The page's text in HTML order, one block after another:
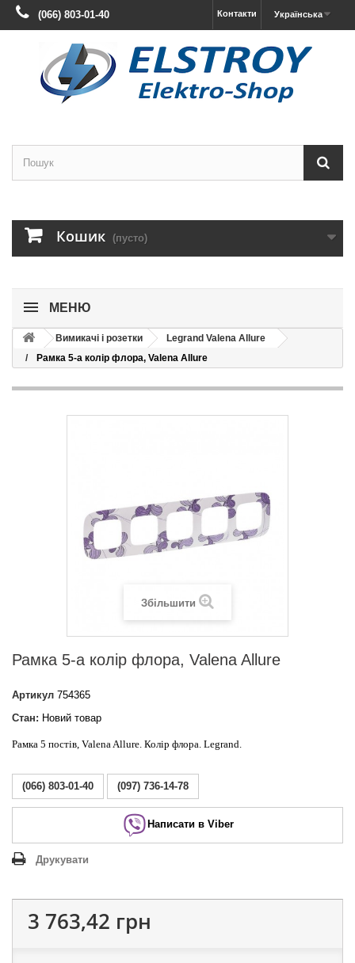
Українська
Контакти
(066) 803-01-40
Кошик (пусто)
МЕНЮ
Вимикачі і розетки
Legrand Valena Allure
Рамка 5-а колір флора, Valena Allure
Збільшити
Рамка 5-а колір флора, Valena Allure
Артикул 754365
Стан: Новий товар
Рамка 5 постів, Valena Allure. Колір флора. Legrand.
(066) 803-01-40 (097) 736-14-78
Написати в Viber
Друкувати
3 763,42 грн